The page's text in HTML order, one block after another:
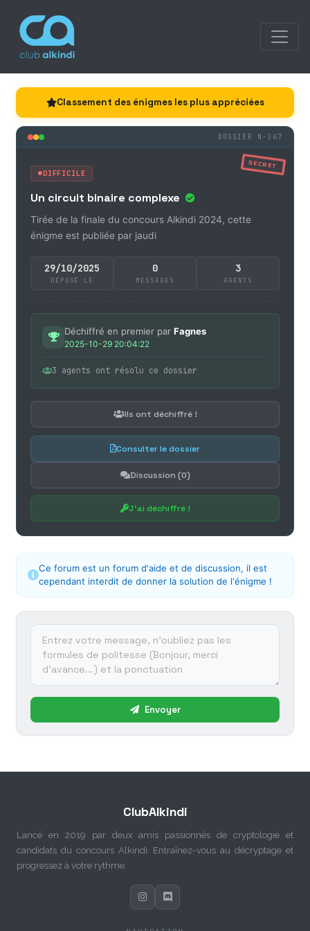
Classement des énigmes les plus appréciées
DOSSIER N-367
SECRET
DIFFICILE
Un circuit binaire complexe
Tirée de la finale du concours Alkindi 2024, cette
énigme est publiée par jaudi
29/10/2025
DÉPOSÉ LE
0
MESSAGES
3
AGENTS
Déchiffré en premier par Fagnes
2025-10-29 20:04:22
3 agents ont résolu ce dossier
Ils ont déchiffré !
Consulter le dossier
Discussion (0)
J'ai déchiffré !
Ce forum est un forum d'aide et de discussion, il est
cependant interdit de donner la solution de l'énigme !
Envoyer
ClubAlkindi
Lancé en 2019 par deux amis passionnés de cryptologie et
candidats du concours Alkindi. Entraînez-vous au décryptage et
progressez à votre rythme.